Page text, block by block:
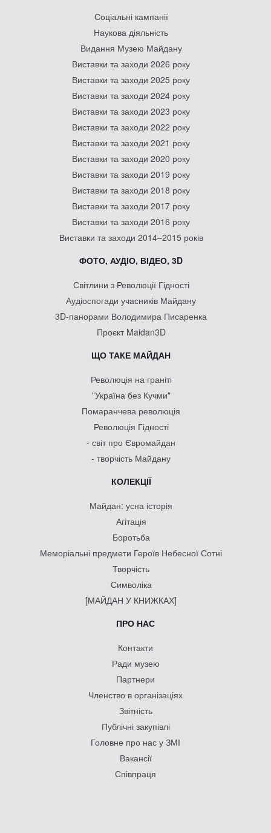
Соціальні кампанії
Наукова діяльність
Видання Музею Майдану
Виставки та заходи 2026 року
Виставки та заходи 2025 року
Виставки та заходи 2024 року
Виставки та заходи 2023 року
Виставки та заходи 2022 року
Виставки та заходи 2021 року
Виставки та заходи 2020 року
Виставки та заходи 2019 року
Виставки та заходи 2018 року
Виставки та заходи 2017 року
Виставки та заходи 2016 року
Виставки та заходи 2014–2015 років
ФОТО, АУДІО, ВІДЕО, 3D
Світлини з Революції Гідності
Аудіоспогади учасників Майдану
3D-панорами Володимира Писаренка
Проєкт Maidan3D
ЩО ТАКЕ МАЙДАН
Революція на граніті
"Україна без Кучми"
Помаранчева революція
Революція Гідності
- світ про Євромайдан
- творчість Майдану
КОЛЕКЦІЇ
Майдан: усна історія
Агітація
Боротьба
Меморіальні предмети Героїв Небесної Сотні
Творчість
Символіка
[МАЙДАН У КНИЖКАХ]
ПРО НАС
Контакти
Ради музею
Партнери
Членство в організаціях
Звітність
Публічні закупівлі
Головне про нас у ЗМІ
Вакансії
Співпраця